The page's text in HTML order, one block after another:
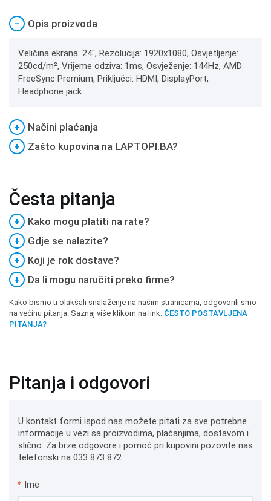
− Opis proizvoda
Veličina ekrana: 24", Rezolucija: 1920x1080, Osvjetljenje:
250cd/m², Vrijeme odziva: 1ms, Osvježenje: 144Hz, AMD
FreeSync Premium, Priključci: HDMI, DisplayPort,
Headphone jack.
+
Načini plaćanja
+
Zašto kupovina na LAPTOPI.BA?
Česta pitanja
+
Kako mogu platiti na rate?
+
Gdje se nalazite?
+
Koji je rok dostave?
+
Da li mogu naručiti preko firme?
Kako bismo ti olakšali snalaženje na našim stranicama, odgovorili smo
na većinu pitanja. Saznaj više klikom na link: ČESTO POSTAVLJENA
PITANJA?
Pitanja i odgovori
U kontakt formi ispod nas možete pitati za sve potrebne
informacije u vezi sa proizvodima, plaćanjima, dostavom i
slično. Za brze odgovore i pomoć pri kupovini pozovite nas
telefonski na 033 873 872.
* Ime